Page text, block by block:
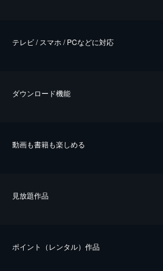
テレビ / スマホ / PCなどに対応
ダウンロード機能
動画も書籍も楽しめる
⾒放題作品
ポイント（レンタル）作品